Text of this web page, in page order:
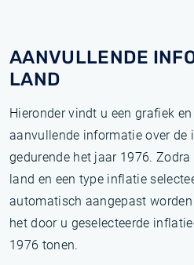
AANVULLENDE
LAND
Hieronder vindt u een grafiek
aanvullende informatie over
gedurende het jaar 1976. Zodra
land en een type inflatie
automatisch aangepast
het door u geselecteerde
1976 tonen.